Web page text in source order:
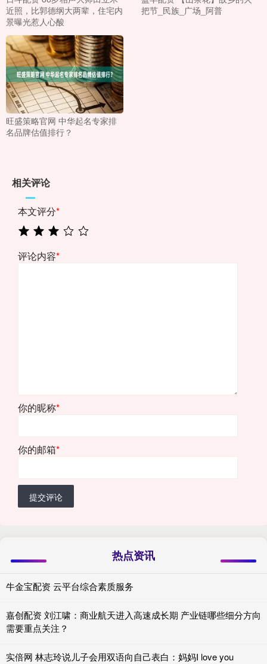
近照，比郭德纲大两辈，住宅内
景曝光惹人心酸
把节_民族_广场_阿普
旺盛策略官网 中华起名专家排
名品牌估值排行？
相关评论
本文评分*
评论内容*
你的昵称*
你的邮箱*
提交评论
热点资讯
牛金宝配资 云平台综合素质服务
嘉创配资 刘江啸：商业航天进入高速成长期 产业链哪些细分方向
需要重点关注？
实倍网 林志玲说儿子会用双语向自己表白：妈妈I love you